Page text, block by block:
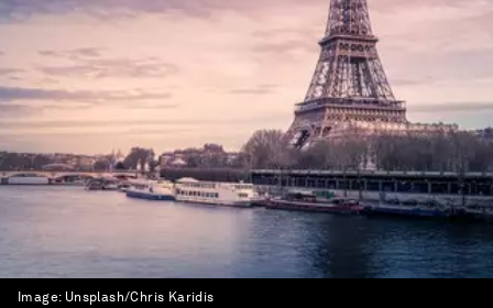
Image: Unsplash/Chris Karidis